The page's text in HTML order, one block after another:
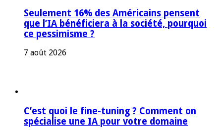
Seulement 16% des Américains pensent
que l’IA bénéficiera à la société, pourquoi
ce pessimisme ?
7 août 2026
C’est quoi le fine-tuning ? Comment on
spécialise une IA pour votre domaine